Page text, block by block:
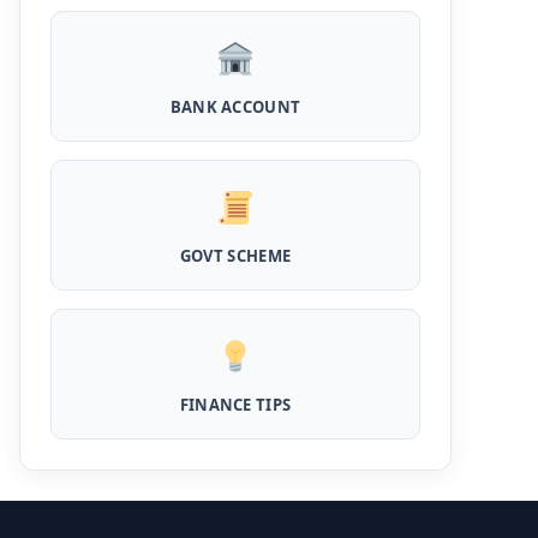
Kotak Saving Account Open Online: आज ही
घर बैठे खोले ये जीरो बैलेंस बैंक अकाउंट, फ्री डेबिट कार्ड
UPI Credit Line Loan: अब UPI से भी ले सकते है
Pradhanmantri Home Loan Yojana: गरीब
परिवारों के लिए शुरू हुई प्रधानमंत्री होम लोन योजना, 25
फार्मिंग लोन योजना के आवेदन हुए शुरू, इस प्रकार ले सकते
है दस लाख तक का लोन
सरकार की इस योजना के तहत मिलता है तगड़ा लोन, साथ ही
BANK ACCOUNT
GOVT SCHEME
FINANCE TIPS